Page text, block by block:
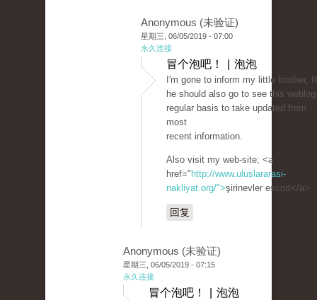
Anonymous (未验证)
星期三, 06/05/2019 - 07:00
永久连接
冒个泡吧！ | 泡泡
I'm gone to inform my little brother,
he should also go to see this
regular basis to take updated from
most
recent information.
Also visit my web-site; <a
href=" http://www.uluslararasi-
nakliyat.org/">şirinevler escort</a>
回复
Anonymous (未验证)
星期三, 06/05/2019 - 07:15
永久连接
冒个泡吧！ | 泡泡